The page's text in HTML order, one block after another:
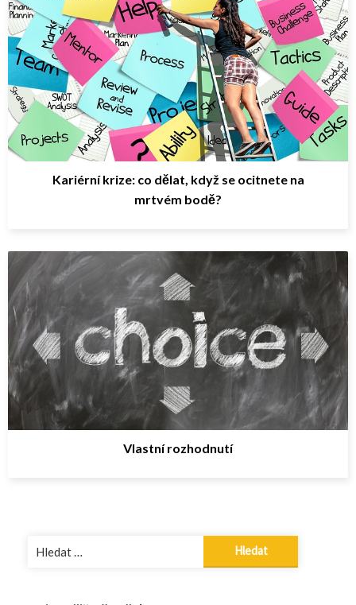
Kariérní krize: co dělat, když se ocitnete na
mrtvém bodě?
Vlastní rozhodnutí